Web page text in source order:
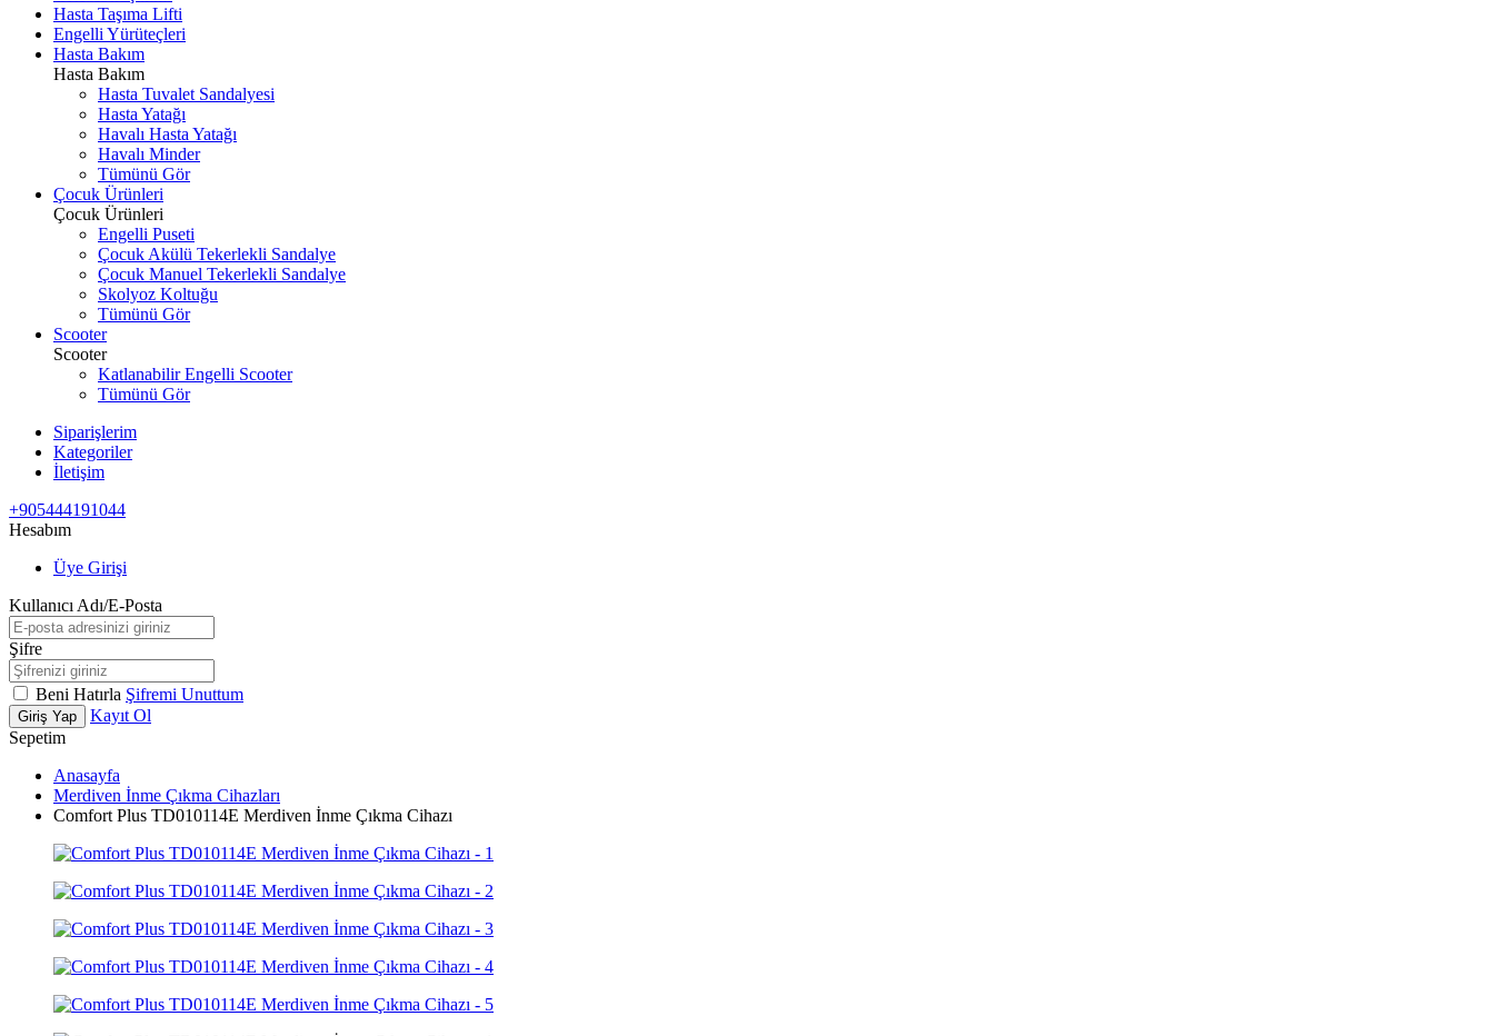
Hasta Taşıma Lifti
Engelli Yürüteçleri
Hasta Bakım
Hasta Bakım
Hasta Tuvalet Sandalyesi
Hasta Yatağı
Havalı Hasta Yatağı
Havalı Minder
Tümünü Gör
Çocuk Ürünleri
Çocuk Ürünleri
Engelli Puseti
Çocuk Akülü Tekerlekli Sandalye
Çocuk Manuel Tekerlekli Sandalye
Skolyoz Koltuğu
Tümünü Gör
Scooter
Scooter
Katlanabilir Engelli Scooter
Tümünü Gör
Siparişlerim
Kategoriler
İletişim
+905444191044
Hesabım
Üye Girişi
Kullanıcı Adı/E-Posta
Şifre
Beni Hatırla Şifremi Unuttum
Giriş Yap
Kayıt Ol
Sepetim
Anasayfa
Merdiven İnme Çıkma Cihazları
Comfort Plus TD010114E Merdiven İnme Çıkma Cihazı